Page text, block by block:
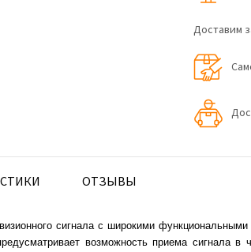
Доставим
ОТЗЫВЫ
сигнала с широкими
возможность приема сигнала